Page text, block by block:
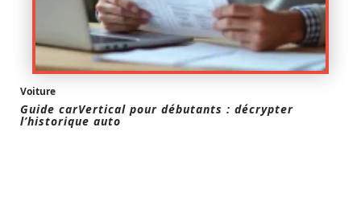
Voiture
Guide carVertical pour débutants : décrypter
l’historique auto